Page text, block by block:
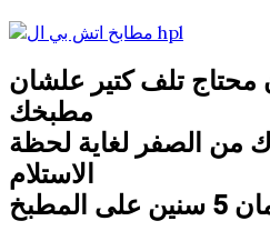
تلف كتير علشان
مطبخك
من الصفر لغاية لحظة
الاستلام